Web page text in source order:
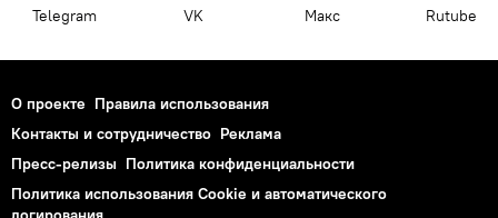
Telegram VK Макс Rutube
О проекте Правила использования
Контакты и сотрудничество Реклама
Пресс-релизы Политика конфиденциальности
Политика использования Cookie и автоматического